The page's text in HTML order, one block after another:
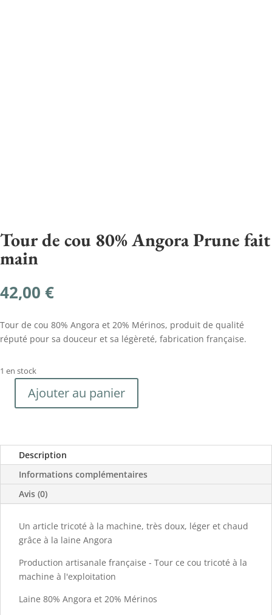
Tour de cou 80% Angora Prune fait
main
42,00 €
Tour de cou 80% Angora et 20% Mérinos, produit de qualité
réputé pour sa douceur et sa légèreté, fabrication française.
1 en stock
quantité
Angora
Prune
main
Ajouter au panier
Description
Informations complémentaires
Avis (0)
Un article tricoté à la machine, très doux, léger et chaud
grâce à la laine Angora
Production artisanale française - Tour ce cou tricoté à la
machine à l'exploitation
Laine 80% Angora et 20% Mérinos